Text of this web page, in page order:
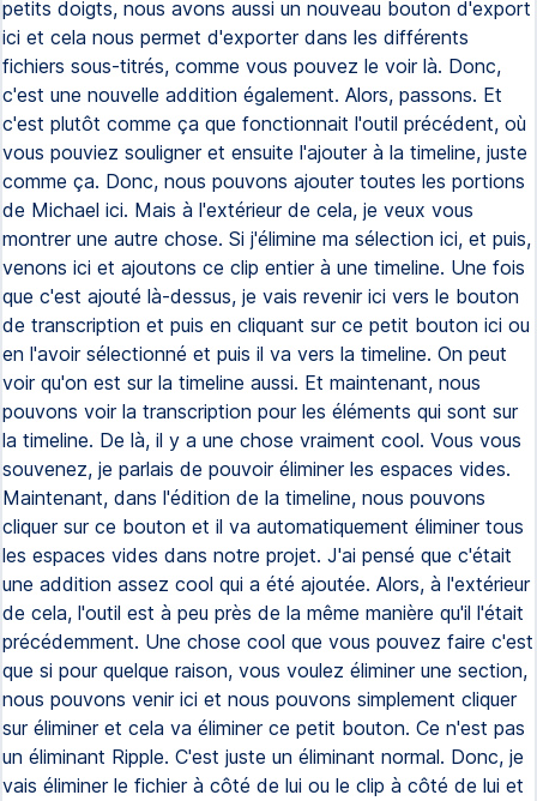
petits doigts, nous avons aussi un nouveau bouton d'export
ici et cela nous permet d'exporter dans les différents
fichiers sous-titrés, comme vous pouvez le voir là. Donc,
c'est une nouvelle addition également. Alors, passons. Et
c'est plutôt comme ça que fonctionnait l'outil précédent, où
vous pouviez souligner et ensuite l'ajouter à la timeline, juste
comme ça. Donc, nous pouvons ajouter toutes les portions
de Michael ici. Mais à l'extérieur de cela, je veux vous
montrer une autre chose. Si j'élimine ma sélection ici, et puis,
venons ici et ajoutons ce clip entier à une timeline. Une fois
que c'est ajouté là-dessus, je vais revenir ici vers le bouton
de transcription et puis en cliquant sur ce petit bouton ici ou
en l'avoir sélectionné et puis il va vers la timeline. On peut
voir qu'on est sur la timeline aussi. Et maintenant, nous
pouvons voir la transcription pour les éléments qui sont sur
la timeline. De là, il y a une chose vraiment cool. Vous vous
souvenez, je parlais de pouvoir éliminer les espaces vides.
Maintenant, dans l'édition de la timeline, nous pouvons
cliquer sur ce bouton et il va automatiquement éliminer tous
les espaces vides dans notre projet. J'ai pensé que c'était
une addition assez cool qui a été ajoutée. Alors, à l'extérieur
de cela, l'outil est à peu près de la même manière qu'il l'était
précédemment. Une chose cool que vous pouvez faire c'est
que si pour quelque raison, vous voulez éliminer une section,
nous pouvons venir ici et nous pouvons simplement cliquer
sur éliminer et cela va éliminer ce petit bouton. Ce n'est pas
un éliminant Ripple. C'est juste un éliminant normal. Donc, je
vais éliminer le fichier à côté de lui ou le clip à côté de lui et